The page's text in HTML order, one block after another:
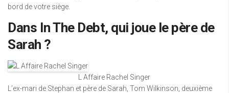
bord de votre siège.
Dans In The Debt, qui joue le père de
Sarah ?
L Affaire Rachel Singer
L’ex-mari de Stephan et père de Sarah, Tom Wilkinson, deuxième